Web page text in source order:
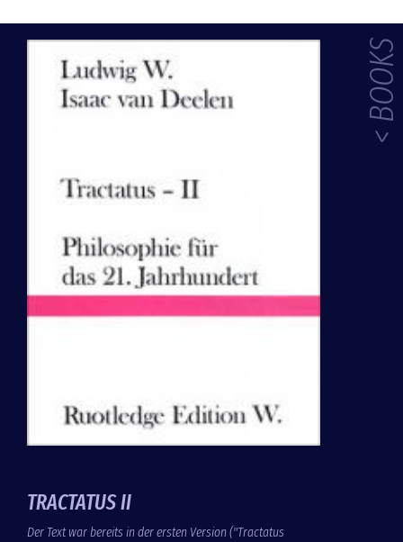
< BOOKS
TRACTATUS II
Der Text war bereits in der ersten Version ("Tractatus